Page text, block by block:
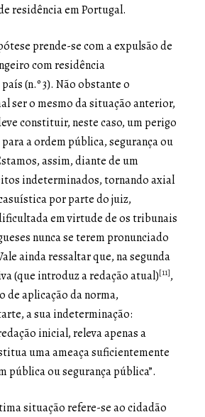
residência em Portugal.
prende-se com a expulsão de
com residência
(n.º 3). Não obstante o
ser o mesmo da situação anterior,
constituir, neste caso, um perigo
a ordem pública, segurança ou
assim, diante de um
indeterminados, tornando axial
por parte do juiz,
em virtude de os tribunais
nunca se terem pronunciado
ainda ressaltar que, na segunda
(que introduz a redação atual)[11],
de aplicação da norma,
a sua indeterminação:
inicial, releva apenas a
uma ameaça suficientemente
pública ou segurança pública”.
situação refere-se ao cidadão